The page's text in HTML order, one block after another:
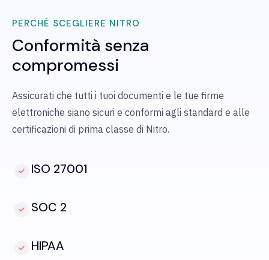
PERCHÉ SCEGLIERE NITRO
Conformità senza
compromessi
Assicurati che tutti i tuoi documenti e le tue firme
elettroniche siano sicuri e conformi agli standard e alle
certificazioni di prima classe di Nitro.
ISO 27001
SOC 2
HIPAA